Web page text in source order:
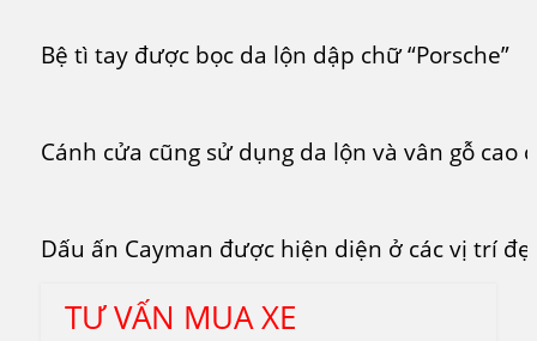
Bệ tì tay được bọc da lộn dập chữ “Porsche”
Cánh cửa cũng sử dụng da lộn và vân gỗ cao
Dấu ấn Cayman được hiện diện ở các vị trí
TƯ VẤN MUA XE